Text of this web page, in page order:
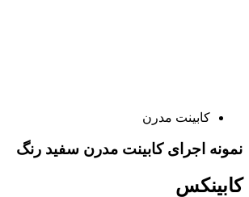
کابینت مدرن
نمونه اجرای کابینت مدرن سفید رنگ
کابینکس